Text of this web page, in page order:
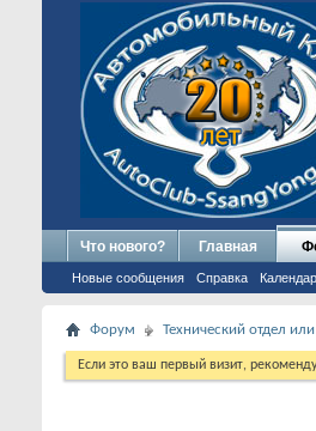
Что нового? Главная
Новые сообщения Справка
Форум Технический отдел
Если это ваш первый визит,